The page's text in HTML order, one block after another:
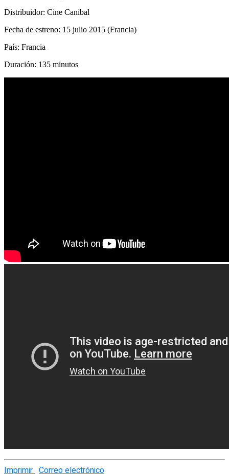
Distribuidor: Cine Canibal
Fecha de estreno: 15 julio 2015 (Francia)
País: Francia
Duración: 135 minutos
Imprimir Correo electrónico